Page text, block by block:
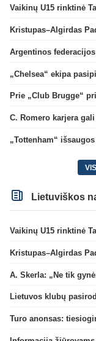
„Chelsea“ ekipa
C. Romero karjera
„Tottenham“
Lietuviškos
A. Skerla: „Ne tik
Turo anonsas: